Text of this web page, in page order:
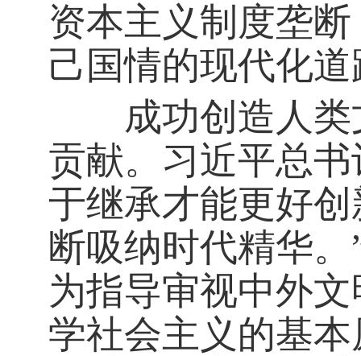
资本主义制度垄
己国情的现代化
成功创造人类
贡献。习近平总
于继承才能更好
断吸纳时代精华
为指导审视中外
学社会主义的基